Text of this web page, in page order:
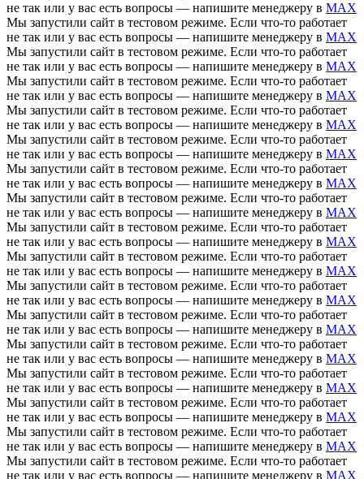
не так или у вас есть вопросы — напишите менеджеру в MAX
Мы запустили сайт в тестовом режиме. Если что-то работает
не так или у вас есть вопросы — напишите менеджеру в MAX
Мы запустили сайт в тестовом режиме. Если что-то работает
не так или у вас есть вопросы — напишите менеджеру в MAX
Мы запустили сайт в тестовом режиме. Если что-то работает
не так или у вас есть вопросы — напишите менеджеру в MAX
Мы запустили сайт в тестовом режиме. Если что-то работает
не так или у вас есть вопросы — напишите менеджеру в MAX
Мы запустили сайт в тестовом режиме. Если что-то работает
не так или у вас есть вопросы — напишите менеджеру в MAX
Мы запустили сайт в тестовом режиме. Если что-то работает
не так или у вас есть вопросы — напишите менеджеру в MAX
Мы запустили сайт в тестовом режиме. Если что-то работает
не так или у вас есть вопросы — напишите менеджеру в MAX
Мы запустили сайт в тестовом режиме. Если что-то работает
не так или у вас есть вопросы — напишите менеджеру в MAX
Мы запустили сайт в тестовом режиме. Если что-то работает
не так или у вас есть вопросы — напишите менеджеру в MAX
Мы запустили сайт в тестовом режиме. Если что-то работает
не так или у вас есть вопросы — напишите менеджеру в MAX
Мы запустили сайт в тестовом режиме. Если что-то работает
не так или у вас есть вопросы — напишите менеджеру в MAX
Мы запустили сайт в тестовом режиме. Если что-то работает
не так или у вас есть вопросы — напишите менеджеру в MAX
Мы запустили сайт в тестовом режиме. Если что-то работает
не так или у вас есть вопросы — напишите менеджеру в MAX
Мы запустили сайт в тестовом режиме. Если что-то работает
не так или у вас есть вопросы — напишите менеджеру в MAX
Мы запустили сайт в тестовом режиме. Если что-то работает
не так или у вас есть вопросы — напишите менеджеру в MAX
Мы запустили сайт в тестовом режиме. Если что-то работает
не так или у вас есть вопросы — напишите менеджеру в MAX